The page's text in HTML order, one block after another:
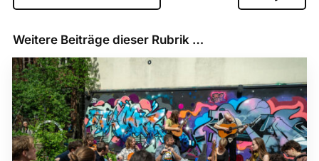
Weitere Beiträge dieser Rubrik …